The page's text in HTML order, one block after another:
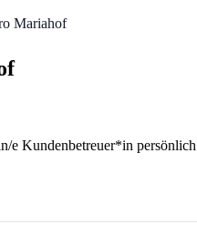
Mariahof
e Kundenbetreuer*in